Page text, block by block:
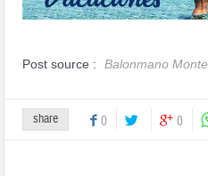
Post source : Balonmano
share 0 0